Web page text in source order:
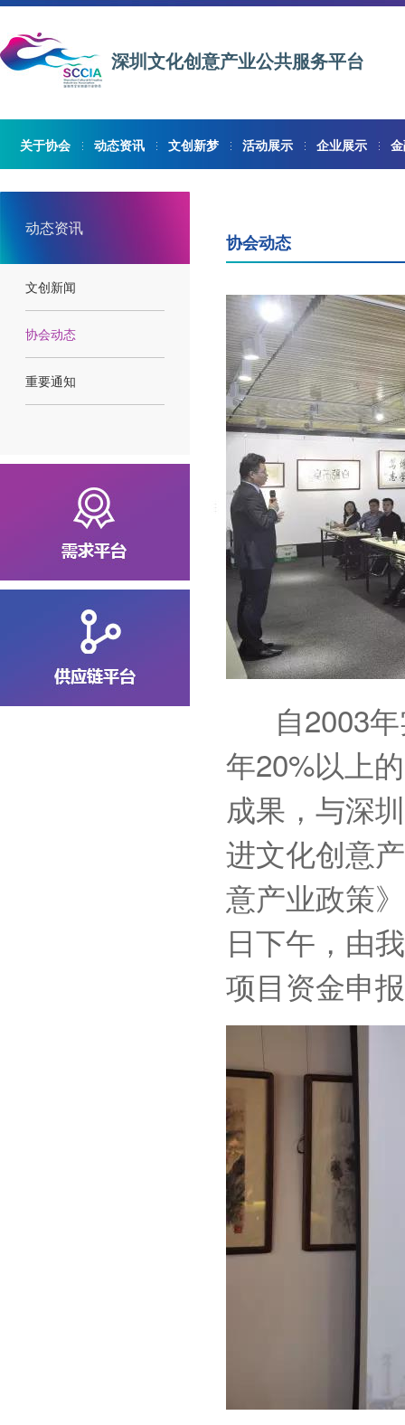
深圳文化创意产业公共服务平台
关于协会 动态资讯 文创新梦 活动展示 企业展示
动态资讯
文创新闻
协会动态
重要通知
协会动态
自2003年
年20%以上
成果，与深
进文化创意
意产业政策
日下午，由
项目资金申